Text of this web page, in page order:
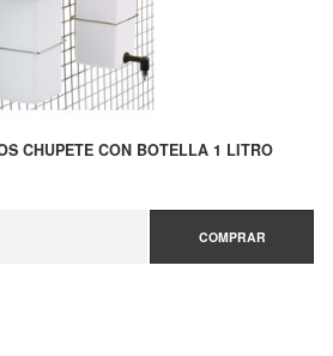
CHUPETE CON BOTELLA 1 LITRO
COMPRAR